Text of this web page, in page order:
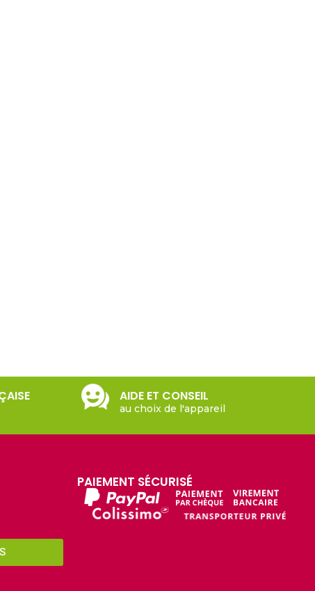
AIDE ET CONSEIL
au choix de l'appareil
PAIEMENT SÉCURISÉ